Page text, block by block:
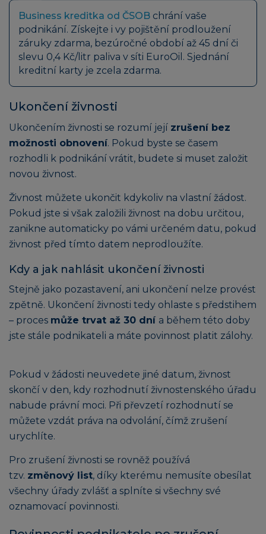
Business kreditka od ČSOB chrání vaše
podnikání. Získejte i vy pojištění prodloužení
záruky zdarma, bezúročné období až 45 dní či
slevu 0,4 Kč/litr paliva v síti EuroOil. Sjednání
kreditní karty je zcela zdarma.
Ukončení živnosti
Ukončením živnosti se rozumí její zrušení bez
možnosti obnovení. Pokud byste se časem
rozhodli k podnikání vrátit, budete si muset založit
novou živnost.
Živnost můžete ukončit kdykoliv na vlastní žádost.
Pokud jste si však založili živnost na dobu určitou,
zanikne automaticky po vámi určeném datu, pokud
živnost před tímto datem neprodloužíte.
Kdy a jak nahlásit ukončení živnosti
Stejně jako pozastavení, ani ukončení nelze provést
zpětně. Ukončení živnosti tedy ohlaste s předstihem
– proces může trvat až 30 dní a během této doby
jste stále podnikateli a máte povinnost platit zálohy.
Pokud v žádosti neuvedete jiné datum, živnost
skončí v den, kdy rozhodnutí živnostenského úřadu
nabude právní moci. Při převzetí rozhodnutí se
můžete vzdát práva na odvolání, čímž zrušení
urychlíte.
Pro zrušení živnosti se rovněž používá
tzv. změnový list, díky kterému nemusíte obesílat
všechny úřady zvlášť a splníte si všechny své
oznamovací povinnosti.